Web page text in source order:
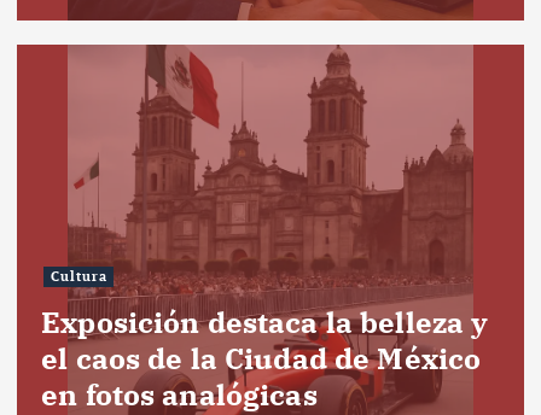
Cultura
Exposición destaca la belleza y
el caos de la Ciudad de México
en fotos analógicas